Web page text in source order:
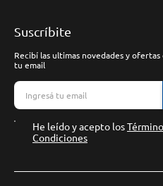
Suscríbite
Recibí las ultimas novedades y
tu email
He leído y acepto los
Condiciones